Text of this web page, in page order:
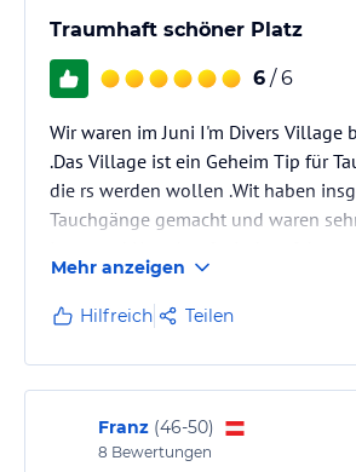
Traumhaft schöner Platz
6 / 6
Wir waren im Juni I'm Divers Village
.Das Village ist ein Geheim Tip für
die rs werden wollen .Wit haben
Tauchgänge gemacht und waren
Mehr anzeigen
Hilfreich Teilen
Franz (46-50)
8 Bewertungen